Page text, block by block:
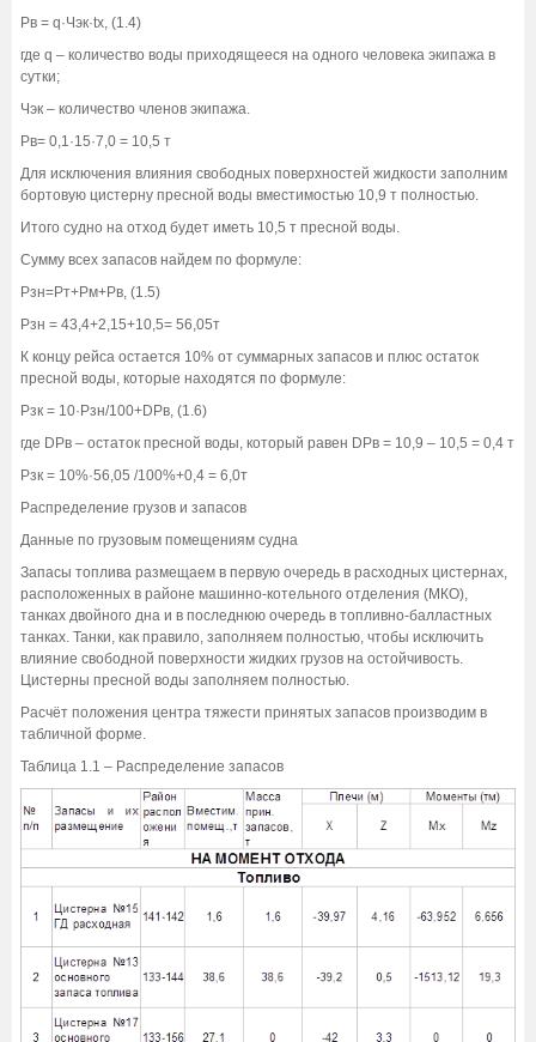
Pв = q·Чэк·tx, (1.4)
где q – количество воды приходящееся на одного человека экипажа в
сутки;
Чэк – количество членов экипажа.
Рв= 0,1·15·7,0 = 10,5 т
Для исключения влияния свободных поверхностей жидкости заполним
бортовую цистерну пресной воды вместимостью 10,9 т полностью.
Итого судно на отход будет иметь 10,5 т пресной воды.
Сумму всех запасов найдем по формуле:
Рзн=Рт+Рм+Рв, (1.5)
Рзн = 43,4+2,15+10,5= 56,05т
К концу рейса остается 10% от суммарных запасов и плюс остаток
пресной воды, которые находятся по формуле:
Рзк = 10·Рзн/100+DРв, (1.6)
где DРв – остаток пресной воды, который равен DРв = 10,9 – 10,5 = 0,4 т
Рзк = 10%·56,05 /100%+0,4 = 6,0т
Распределение грузов и запасов
Данные по грузовым помещениям судна
Запасы топлива размещаем в первую очередь в расходных цистернах,
расположенных в районе машинно-котельного отделения (МКО),
танках двойного дна и в последнюю очередь в топливно-балластных
танках. Танки, как правило, заполняем полностью, чтобы исключить
влияние свободной поверхности жидких грузов на остойчивость.
Цистерны пресной воды заполняем полностью.
Расчёт положения центра тяжести принятых запасов производим в
табличной форме.
Таблица 1.1 – Распределение запасов